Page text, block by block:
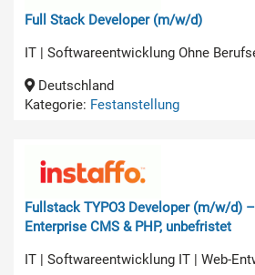
Full Stack Developer (m/w/d)
IT | Softwareentwicklung Ohne
Deutschland
Kategorie: Festanstellung
Fullstack TYPO3 Developer (m/w/d) –
Enterprise CMS & PHP, unbefristet
IT | Softwareentwicklung IT | Web-